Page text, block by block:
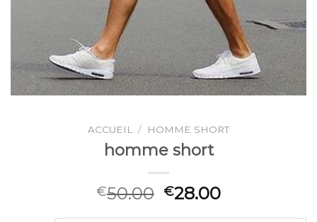
ACCUEIL / HOMME SHORT
homme short
€50.00 €28.00